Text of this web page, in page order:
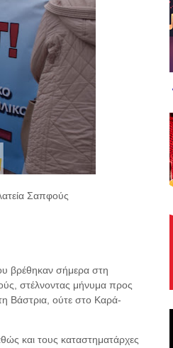
Σαπφούς
βρέθηκαν σήμερα στη
στέλνοντας μήνυμα προς
Βάστρια, ούτε στο Καρά-
και τους καταστηματάρχες